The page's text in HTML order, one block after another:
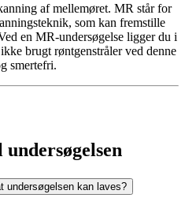
af mellemøret. MR står for
som kan fremstille
en MR-undersøgelse ligger du i
brugt røntgenstråler ved denne
smertefri.
undersøgelsen kan laves?